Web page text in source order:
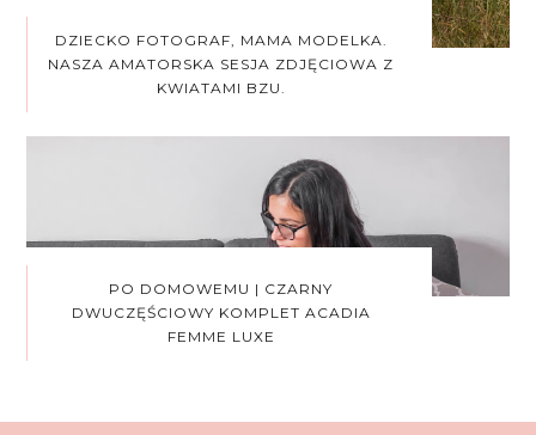
DZIECKO FOTOGRAF, MAMA MODELKA.
NASZA AMATORSKA SESJA ZDJĘCIOWA Z
KWIATAMI BZU.
PO DOMOWEMU | CZARNY
DWUCZĘŚCIOWY KOMPLET ACADIA
FEMME LUXE